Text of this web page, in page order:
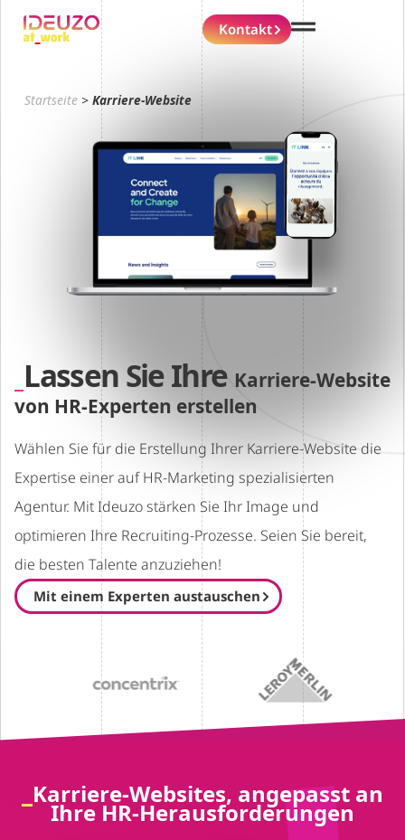
Kontakt
Startseite >Karriere-Website
Lassen Sie Ihre Karriere-Website
von HR-Experten erstellen
Wählen Sie für die Erstellung Ihrer Karriere-Website die
Expertise einer auf HR-Marketing spezialisierten
Agentur. Mit Ideuzo stärken Sie Ihr Image und
optimieren Ihre Recruiting-Prozesse. Seien Sie bereit,
die besten Talente anzuziehen!
Mit einem Experten austauschen
Karriere-Websites, angepasst an
Ihre HR-Herausforderungen